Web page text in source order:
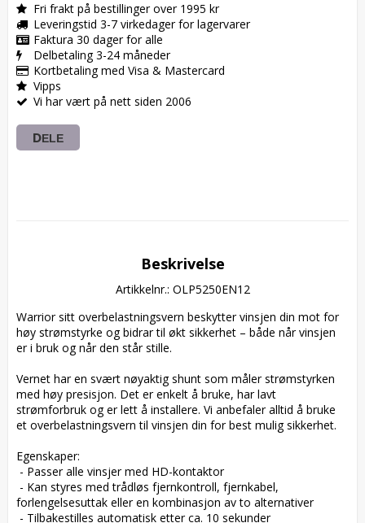
Fri frakt på bestillinger over 1995 kr
Leveringstid 3-7 virkedager for lagervarer
Faktura 30 dager for alle
Delbetaling 3-24 måneder
Kortbetaling med Visa & Mastercard
Vipps
Vi har vært på nett siden 2006
DELE
Beskrivelse
Artikkelnr.: OLP5250EN12
Warrior sitt overbelastningsvern beskytter vinsjen din mot for
høy strømstyrke og bidrar til økt sikkerhet – både når vinsjen
er i bruk og når den står stille.
Vernet har en svært nøyaktig shunt som måler strømstyrken
med høy presisjon. Det er enkelt å bruke, har lavt
strømforbruk og er lett å installere. Vi anbefaler alltid å bruke
et overbelastningsvern til vinsjen din for best mulig sikkerhet.
Egenskaper:
forlengelsesuttak eller en kombinasjon av to alternativer